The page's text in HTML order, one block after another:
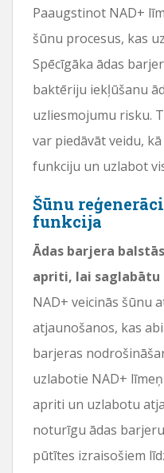
Paaugstinot NAD+
šūnu procesus, kas
Spēcīgāka ādas
baktēriju iekļūšanu
uzliesmojumu risku.
var piedāvāt veidu,
funkciju un uzlabot
Šūnu
funkcija
Ādas barjera
apriti, lai
NAD+ veicinās šūnu
atjaunošanos, kas
barjeras
uzlabotie NAD+
apriti un uzlabotu
noturīgu ādas
pūtītes izraisošiem